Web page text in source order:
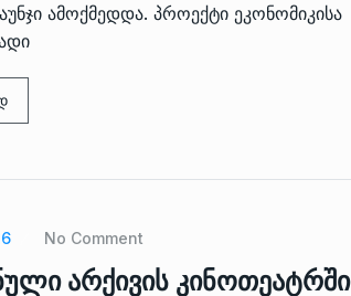
ამოქმედდა. პროექტი ეკონომიკისა
No Comment
არქივის კინოთეატრში
14
პრემიერ-მინისტრი ირაკლი
15
ღარიბაშვილმა ახლად
ᲒᲐᲜᲐᲗᲚᲔᲑᲐ